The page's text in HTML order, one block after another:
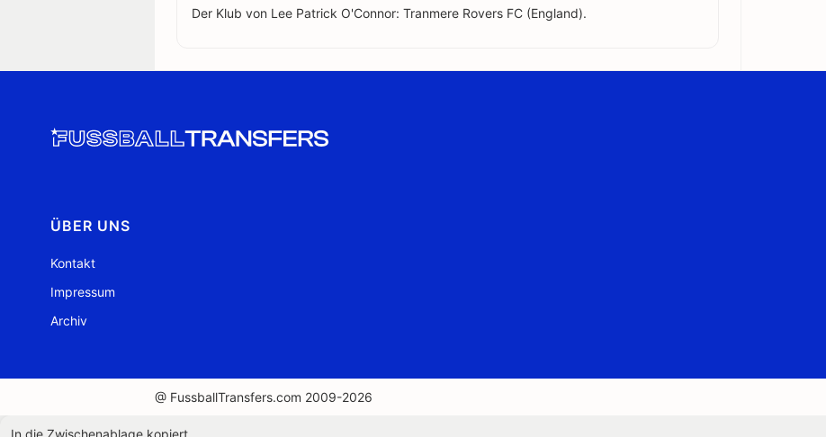
Der Klub von Lee Patrick O'Connor: Tranmere Rovers FC (England).
ÜBER UNS
Kontakt
Impressum
Archiv
@ FussballTransfers.com 2009-2026
In die Zwischenablage kopiert